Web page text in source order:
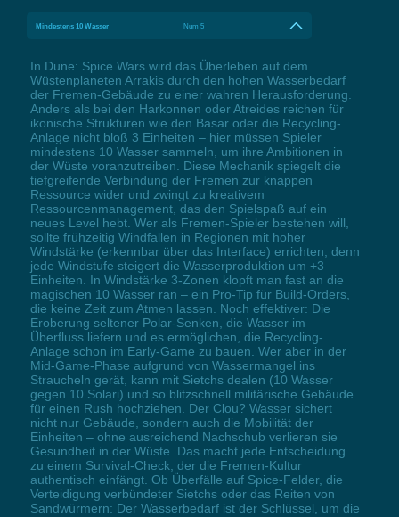
Mindestens 10 Wasser Num 5
In Dune: Spice Wars wird das Überleben auf dem
Wüstenplaneten Arrakis durch den hohen Wasserbedarf
der Fremen-Gebäude zu einer wahren Herausforderung.
Anders als bei den Harkonnen oder Atreides reichen für
ikonische Strukturen wie den Basar oder die Recycling-
Anlage nicht bloß 3 Einheiten – hier müssen Spieler
mindestens 10 Wasser sammeln, um ihre Ambitionen in
der Wüste voranzutreiben. Diese Mechanik spiegelt die
tiefgreifende Verbindung der Fremen zur knappen
Ressource wider und zwingt zu kreativem
Ressourcenmanagement, das den Spielspaß auf ein
neues Level hebt. Wer als Fremen-Spieler bestehen will,
sollte frühzeitig Windfallen in Regionen mit hoher
Windstärke (erkennbar über das Interface) errichten, denn
jede Windstufe steigert die Wasserproduktion um +3
Einheiten. In Windstärke 3-Zonen klopft man fast an die
magischen 10 Wasser ran – ein Pro-Tip für Build-Orders,
die keine Zeit zum Atmen lassen. Noch effektiver: Die
Eroberung seltener Polar-Senken, die Wasser im
Überfluss liefern und es ermöglichen, die Recycling-
Anlage schon im Early-Game zu bauen. Wer aber in der
Mid-Game-Phase aufgrund von Wassermangel ins
Straucheln gerät, kann mit Sietchs dealen (10 Wasser
gegen 10 Solari) und so blitzschnell militärische Gebäude
für einen Rush hochziehen. Der Clou? Wasser sichert
nicht nur Gebäude, sondern auch die Mobilität der
Einheiten – ohne ausreichend Nachschub verlieren sie
Gesundheit in der Wüste. Das macht jede Entscheidung
zu einem Survival-Check, der die Fremen-Kultur
authentisch einfängt. Ob Überfälle auf Spice-Felder, die
Verteidigung verbündeter Sietchs oder das Reiten von
Sandwürmern: Der Wasserbedarf ist der Schlüssel, um die